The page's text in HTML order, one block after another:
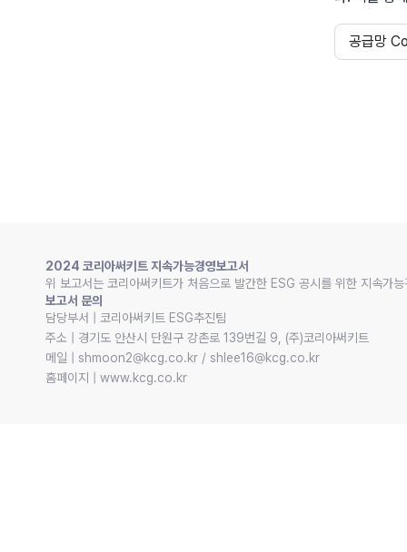
공급망
2024 코리아써키트 지속가능경영보고서
위 보고서는 코리아써키트가 처음으로 발간한 ESG 공시를 위한 지속가
보고서 문의
담당부서 | 코리아써키트 ESG추진팀
주소 | 경기도 안산시 단원구 강촌로 139번길 9, (주)코리아써키트
메일 | shmoon2@kcg.co.kr / shlee16@kcg.co.kr
홈페이지 | www.kcg.co.kr